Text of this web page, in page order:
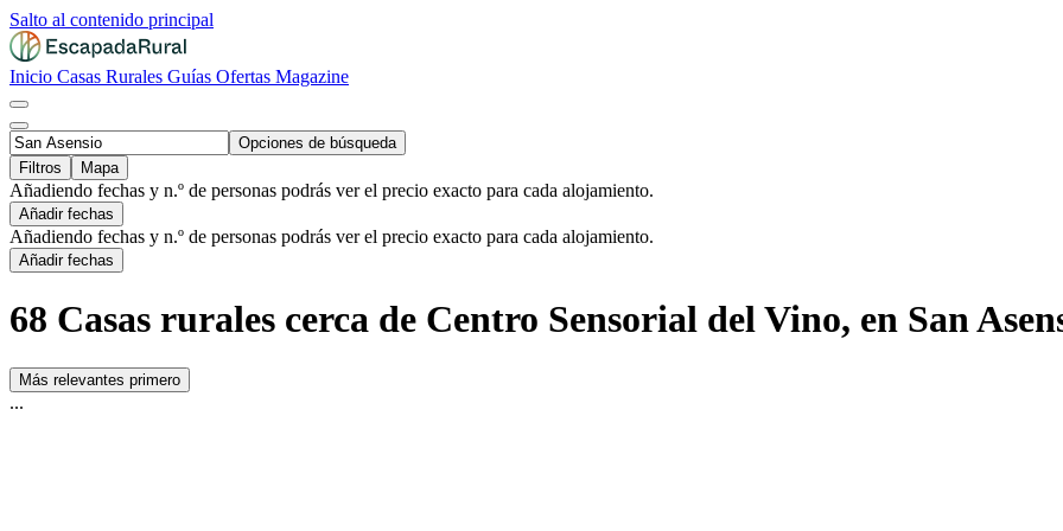
Salto al contenido principal
Inicio Casas Rurales Guías Ofertas Magazine
Opciones de búsqueda
Filtros
Mapa
Añadiendo fechas y n.º de personas podrás ver el precio exacto para cada alojamiento.
Añadir fechas
Añadiendo fechas y n.º de personas podrás ver el precio exacto para cada alojamiento.
Añadir fechas
68 Casas rurales cerca de Centro Sensorial del Vino, en San
Más relevantes primero
...